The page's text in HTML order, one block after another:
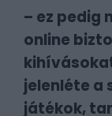
– ez pedig
online
jelenléte a
játékok,